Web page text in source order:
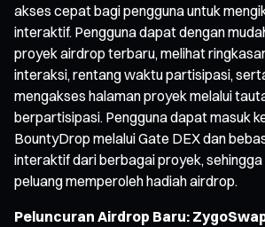
akses cepat bagi pengguna untuk
interaktif. Pengguna dapat dengan
proyek airdrop terbaru, melihat
interaksi, rentang waktu partisipasi,
mengakses halaman proyek melalui
berpartisipasi. Pengguna dapat masuk
BountyDrop melalui Gate DEX dan
interaktif dari berbagai proyek,
peluang memperoleh hadiah airdrop.
Peluncuran Airdrop Baru: